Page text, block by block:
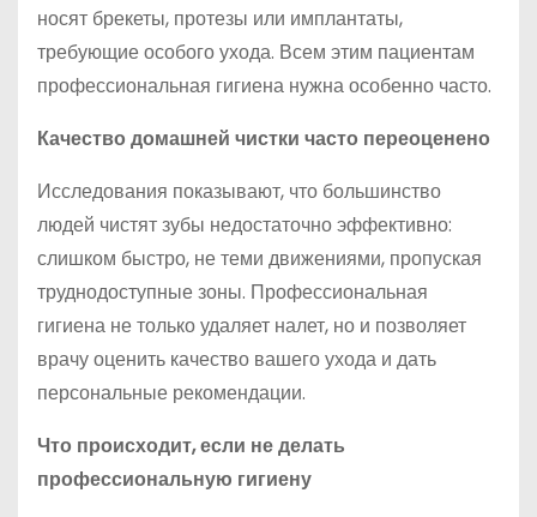
носят брекеты, протезы или имплантаты,
требующие особого ухода. Всем этим пациентам
профессиональная гигиена нужна особенно часто.
Качество домашней чистки часто переоценено
Исследования показывают, что большинство
людей чистят зубы недостаточно эффективно:
слишком быстро, не теми движениями, пропуская
труднодоступные зоны. Профессиональная
гигиена не только удаляет налет, но и позволяет
врачу оценить качество вашего ухода и дать
персональные рекомендации.
Что происходит, если не делать
профессиональную гигиену